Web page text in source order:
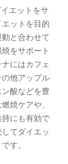
エットをサ
ットを目的
と合わせて
をサポート
にはカフェ
他アップル
酸などを豊
焼ケアや、
にも有効で
てダイエッ
す。